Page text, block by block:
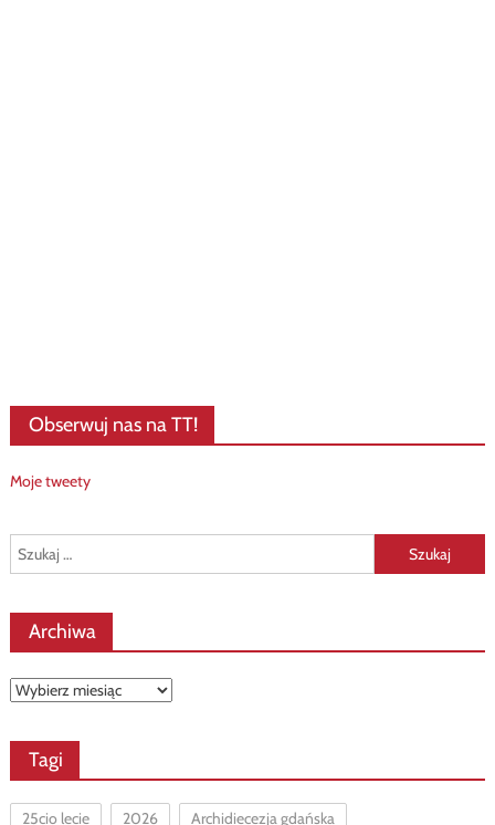
Obserwuj nas na TT!
Moje tweety
Szukaj:
Archiwa
Archiwa
Tagi
25cio lecie 2026 Archidiecezja gdańska